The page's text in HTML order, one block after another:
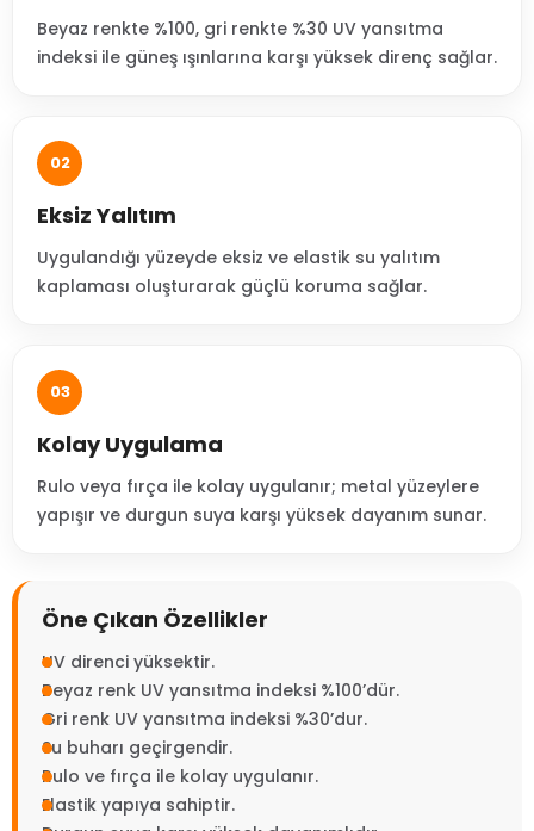
Beyaz renkte %100, gri renkte %30 UV yansıtma
indeksi ile güneş ışınlarına karşı yüksek direnç sağlar.
02
Eksiz Yalıtım
Uygulandığı yüzeyde eksiz ve elastik su yalıtım
kaplaması oluşturarak güçlü koruma sağlar.
03
Kolay Uygulama
Rulo veya fırça ile kolay uygulanır; metal yüzeylere
yapışır ve durgun suya karşı yüksek dayanım sunar.
Öne Çıkan Özellikler
UV direnci yüksektir.
Beyaz renk UV yansıtma indeksi %100’dür.
Gri renk UV yansıtma indeksi %30’dur.
Su buharı geçirgendir.
Rulo ve fırça ile kolay uygulanır.
Elastik yapıya sahiptir.